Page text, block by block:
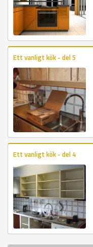
Ett vanligt kök - del 5
Ett vanligt kök - del 4